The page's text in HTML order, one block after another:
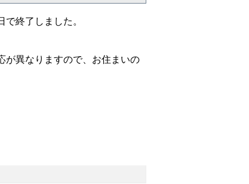
終了しました。
が異なりますので、お住まいの